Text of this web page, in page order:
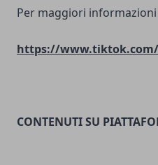
Per maggiori
https://
CONTENUTI SU